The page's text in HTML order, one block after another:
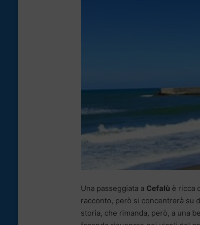
Una passeggiata a Cefalù è ricca
racconto, però si concentrerà su
storia, che rimanda, però, a una